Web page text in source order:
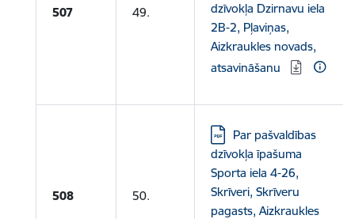
507 49.
dzīvokļa Dzirnavu iela
2B-2, Pļaviņas,
Aizkraukles novads,
atsavināšanu
508 50.
Lejupielādēt:
Par pašvaldības
dzīvokļa īpašuma
Sporta iela 4-26,
Skrīveri, Skrīveru
pagasts, Aizkraukles